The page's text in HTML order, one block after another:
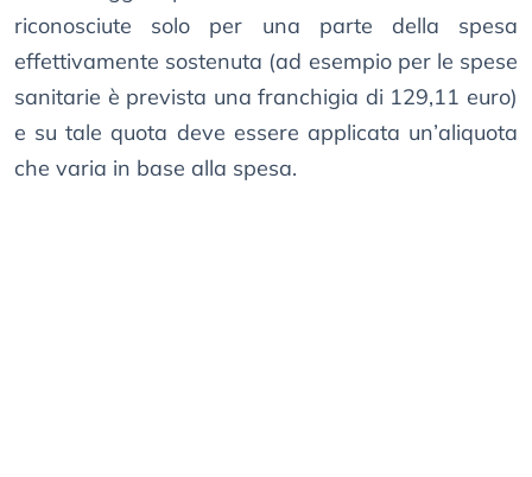
riconosciute solo per una parte della spesa
effettivamente sostenuta (ad esempio per le spese
sanitarie è prevista una franchigia di 129,11 euro)
e su tale quota deve essere applicata un’aliquota
che varia in base alla spesa.